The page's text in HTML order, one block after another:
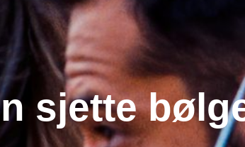
sjette